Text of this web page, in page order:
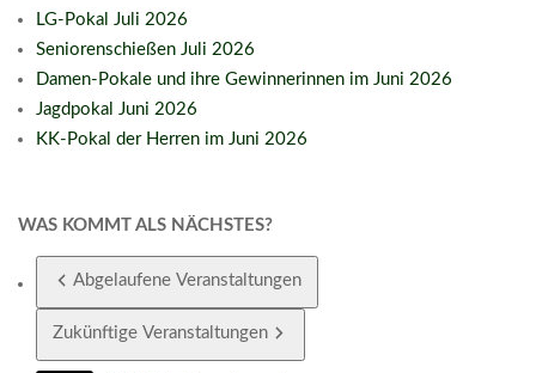
LG-Pokal Juli 2026
Seniorenschießen Juli 2026
Damen-Pokale und ihre Gewinnerinnen im Juni 2026
Jagdpokal Juni 2026
KK-Pokal der Herren im Juni 2026
WAS KOMMT ALS NÄCHSTES?
Abgelaufene Veranstaltungen
Zukünftige Veranstaltungen